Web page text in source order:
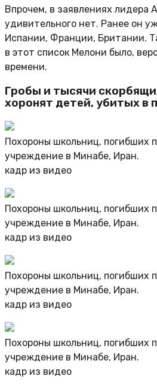
Впрочем, в заявлениях лидера
удивительного нет. Ранее он
Испании, Франции, Британии.
в этот список Мелони было,
времени.
Гробы и тысячи
хоронят детей, убитых в
Похороны школьниц, погибших
учреждение в Минабе, Иран.
кадр из видео
Похороны школьниц, погибших
учреждение в Минабе, Иран.
кадр из видео
Похороны школьниц, погибших
учреждение в Минабе, Иран.
кадр из видео
Похороны школьниц, погибших
учреждение в Минабе, Иран.
кадр из видео